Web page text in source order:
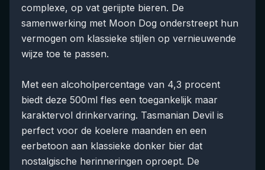
complexe, op vat gerijpte bieren. De
samenwerking met Moon Dog onderstreept hun
vermogen om klassieke stijlen op vernieuwende
wijze toe te passen.
Met een alcoholpercentage van 4,3 procent
biedt deze 500ml fles een toegankelijk maar
karaktervol drinkervaring. Tasmanian Devil is
perfect voor de koelere maanden en een
eerbetoon aan klassieke donker bier dat
nostalgische herinneringen oproept. De